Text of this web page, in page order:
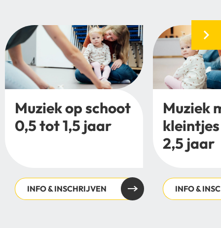
Muziek op schoot
0,5 tot 1,5 jaar
INFO & INSCHRIJVEN
Muziek
2,5 jaar
INFO &